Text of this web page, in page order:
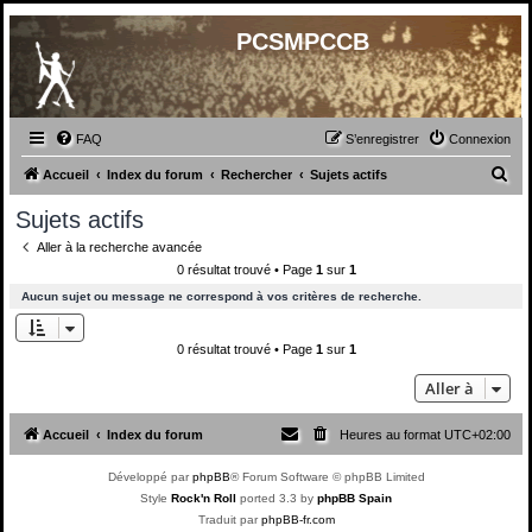
PCSMPCCB
FAQ Connexion
S’enregistrer
Accueil Index du forum Rechercher Sujets actifs
e
r
Sujets actifs
Aller à la recherche avancée
0 résultat trouvé • Page 1sur 1
Aucun sujet ou message ne correspond à vos critères de recherche.
0 résultat trouvé • Page 1sur 1
Aller à
Accueil Index du forum Heures au format UTC+02:00
Développé parphpBB® Forum Software © phpBB Limited
Style Rock'n Roll ported 3.3 by phpBB Spain
Traduit parphpBB-fr.com